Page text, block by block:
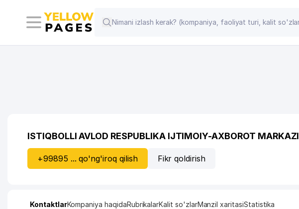
ISTIQBOLLI AVLOD RESPUBLIKA IJTIMOIY-AXBOROT MARKAZI
+99895 ... qo'ng'iroq qilish Fikr qoldirish
KontaktlarKompaniya haqidaRubrikalarKalit so'zlarManzil xaritasiStatistika